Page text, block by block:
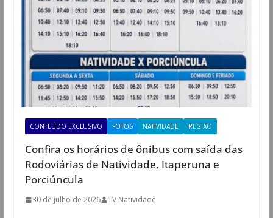
CONTEÚDO EXCLUSIVO FOTOS NATIVIDADE REGIÃO
Confira os horários de ônibus com saída das
Rodoviárias de Natividade, Itaperuna e
Porciúncula
30 de julho de 2026 TV Natividade